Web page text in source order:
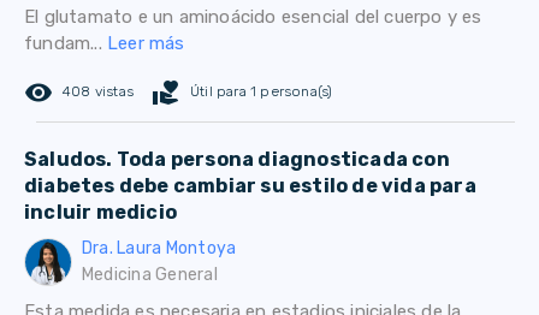
El glutamato e un aminoácido esencial del cuerpo y es
fundam... Leer más
remove_red_eye 408 vistas volunteer_activism Útil para 1 persona(s)
Saludos. Toda persona diagnosticada con
diabetes debe cambiar su estilo de vida para
incluir medicio
Dra. Laura Montoya
Medicina General